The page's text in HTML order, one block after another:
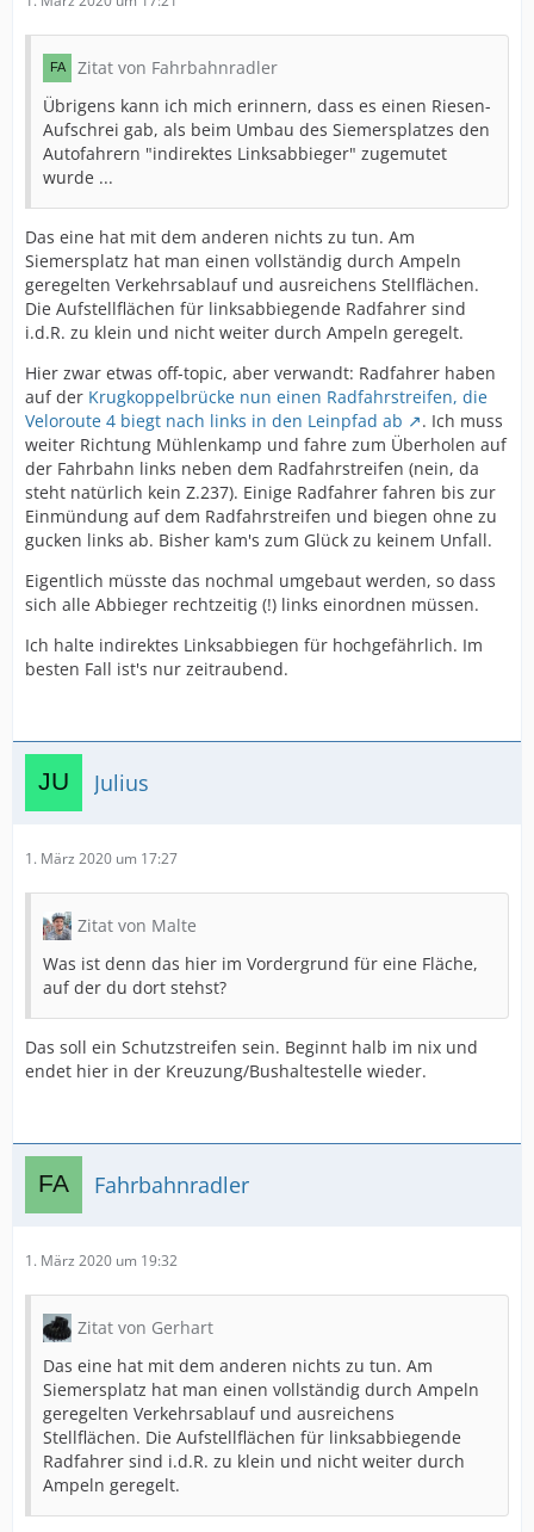
Zitat von Fahrbahnradler
Übrigens kann ich mich erinnern, dass es einen Riesen-
Aufschrei gab, als beim Umbau des Siemersplatzes den
Autofahrern "indirektes Linksabbieger" zugemutet
wurde ...
Das eine hat mit dem anderen nichts zu tun. Am
Siemersplatz hat man einen vollständig durch Ampeln
geregelten Verkehrsablauf und ausreichens Stellflächen.
Die Aufstellflächen für linksabbiegende Radfahrer sind
i.d.R. zu klein und nicht weiter durch Ampeln geregelt.
Hier zwar etwas off-topic, aber verwandt: Radfahrer haben
auf der Krugkoppelbrücke nun einen Radfahrstreifen, die
Veloroute 4 biegt nach links in den Leinpfad ab
. Ich muss
weiter Richtung Mühlenkamp und fahre zum Überholen auf
der Fahrbahn links neben dem Radfahrstreifen (nein, da
steht natürlich kein Z.237). Einige Radfahrer fahren bis zur
Einmündung auf dem Radfahrstreifen und biegen ohne zu
gucken links ab. Bisher kam's zum Glück zu keinem Unfall.
Eigentlich müsste das nochmal umgebaut werden, so dass
sich alle Abbieger rechtzeitig (!) links einordnen müssen.
Ich halte indirektes Linksabbiegen für hochgefährlich. Im
besten Fall ist's nur zeitraubend.
Julius
1. März 2020 um 17:27
Zitat von Malte
Was ist denn das hier im Vordergrund für eine Fläche,
auf der du dort stehst?
Das soll ein Schutzstreifen sein. Beginnt halb im nix und
endet hier in der Kreuzung/Bushaltestelle wieder.
Fahrbahnradler
1. März 2020 um 19:32
Zitat von Gerhart
Das eine hat mit dem anderen nichts zu tun. Am
Siemersplatz hat man einen vollständig durch Ampeln
geregelten Verkehrsablauf und ausreichens
Stellflächen. Die Aufstellflächen für linksabbiegende
Radfahrer sind i.d.R. zu klein und nicht weiter durch
Ampeln geregelt.